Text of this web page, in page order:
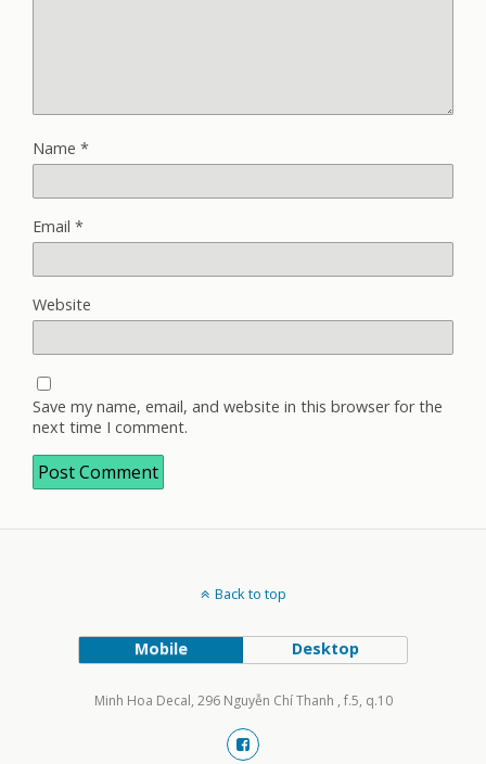
Name *
Email *
Website
Save my name, email, and website in this browser for the
next time I comment.
Back to top
Mobile Desktop
Minh Hoa Decal, 296 Nguyễn Chí Thanh , f.5, q.10